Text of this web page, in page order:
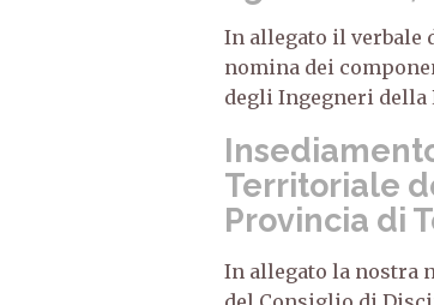
In allegato il verbale
nomina dei
degli Ingegneri della
Territoriale
Provincia di
In allegato la nostra